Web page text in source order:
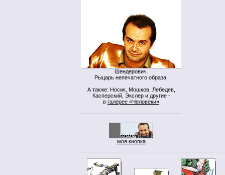
Шендерович.
Рыцарь непечатного образа.
А также: Носик, Мошков, Лебедев,
Касперский, Экслер и другие -
в галерее «Человеки»
моя кнопка